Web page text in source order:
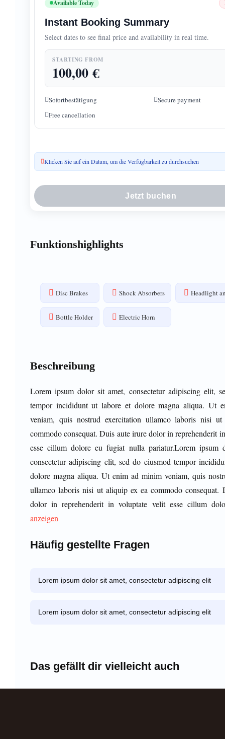
Available Today
Instant Booking Summary
Select dates to see final price and availability in real time.
STARTING FROM
100,00€
Sofortbestätigung
Secure payment
Free cancellation
Klicken Sie auf ein Datum, um die Verfügbarkeit zu durchsuchen
Jetzt buchen
Funktionshighlights
Disc Brakes Shock Absorbers Headlight
Bottle Holder Electric Horn
Beschreibung
Lorem ipsum dolor sit amet, consectetur adipiscing elit,
tempor incididunt ut labore et dolore magna aliqua. Ut
veniam, quis nostrud exercitation ullamco laboris nisi
commodo consequat. Duis aute irure dolor in reprehenderit
esse cillum dolore eu fugiat nulla pariatur.Lorem ipsum
consectetur adipiscing elit, sed do eiusmod tempor
dolore magna aliqua. Ut enim ad minim veniam, quis
ullamco laboris nisi ut aliquip ex ea commodo consequat.
dolor in reprehenderit in voluptate velit esse cillum
anzeigen
Häufig gestellte Fragen
Lorem ipsum dolor sit amet, consectetur adipiscing elit
Lorem ipsum dolor sit amet, consectetur adipiscing elit
Das gefällt dir vielleicht auch